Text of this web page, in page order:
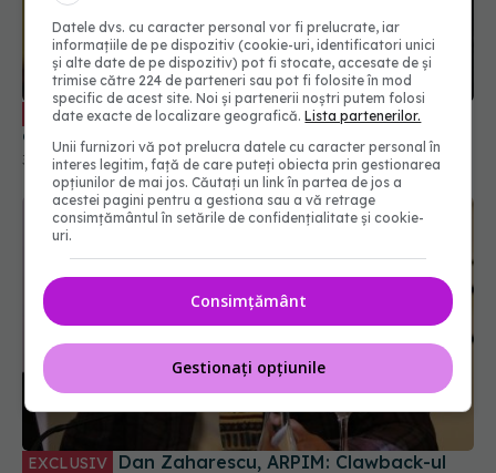
EXCLUSIV Florin Buicu: Să informăm populația
despre vaccinare că e un act necesar
30 sep 2019, 17:11
EXCLUSIV
este o taxă cu nivel ridicat de imprevizibilitate
30 sep 2019, 10:35
Datele dvs. cu caracter personal vor fi prelucrate, iar
informațiile de pe dispozitiv (cookie-uri, identificatori unici
și alte date de pe dispozitiv) pot fi stocate, accesate de și
trimise către 224 de parteneri sau pot fi folosite în mod
specific de acest site. Noi și partenerii noștri putem folosi
date exacte de localizare geografică.Lista partenerilor.
Unii furnizori vă pot prelucra datele cu caracter personal în
interes legitim, față de care puteți obiecta prin gestionarea
opțiunilor de mai jos. Căutați un link în partea de jos a
acestei pagini pentru a gestiona sau a vă retrage
consimțământul în setările de confidențialitate și cookie-
uri.
Consimțământ
Gestionați opțiunile